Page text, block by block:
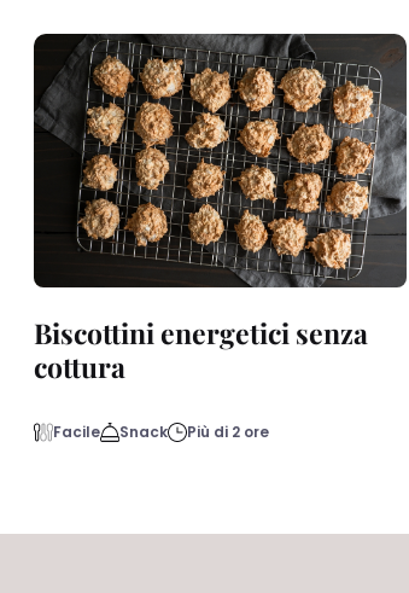
Biscottini energetici senza
cottura
Facile Snack Più di 2 ore